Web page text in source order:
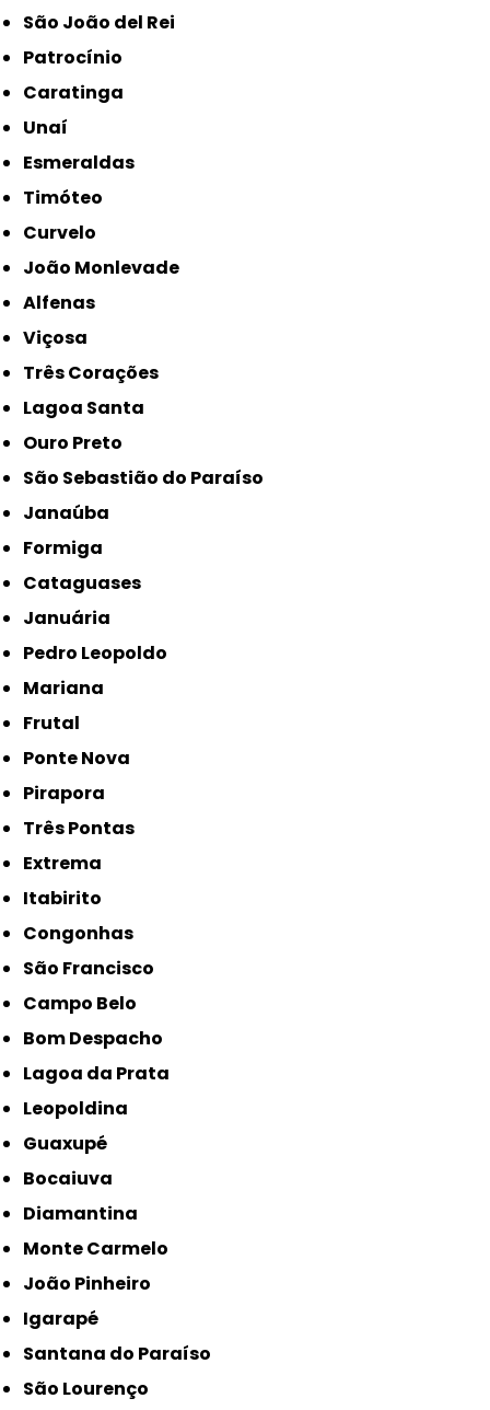
São João del Rei
Patrocínio
Caratinga
Unaí
Esmeraldas
Timóteo
Curvelo
João Monlevade
Alfenas
Viçosa
Três Corações
Lagoa Santa
Ouro Preto
São Sebastião do Paraíso
Janaúba
Formiga
Cataguases
Januária
Pedro Leopoldo
Mariana
Frutal
Ponte Nova
Pirapora
Três Pontas
Extrema
Itabirito
Congonhas
São Francisco
Campo Belo
Bom Despacho
Lagoa da Prata
Leopoldina
Guaxupé
Bocaiuva
Diamantina
Monte Carmelo
João Pinheiro
Igarapé
Santana do Paraíso
São Lourenço